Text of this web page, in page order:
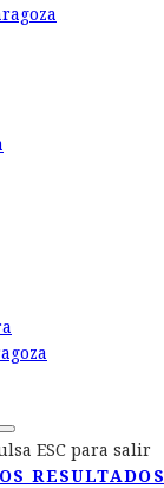
ESC para salir
RESULTADOS